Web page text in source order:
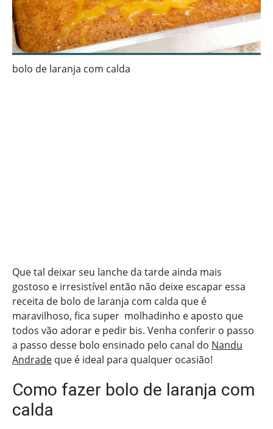
bolo de laranja com calda
Que tal deixar seu lanche da tarde ainda mais
gostoso e irresistível então não deixe escapar essa
receita de bolo de laranja com calda que é
maravilhoso, fica super molhadinho e aposto que
todos vão adorar e pedir bis. Venha conferir o passo
a passo desse bolo ensinado pelo canal do Nandu
Andrade que é ideal para qualquer ocasião!
Como fazer bolo de laranja com
calda